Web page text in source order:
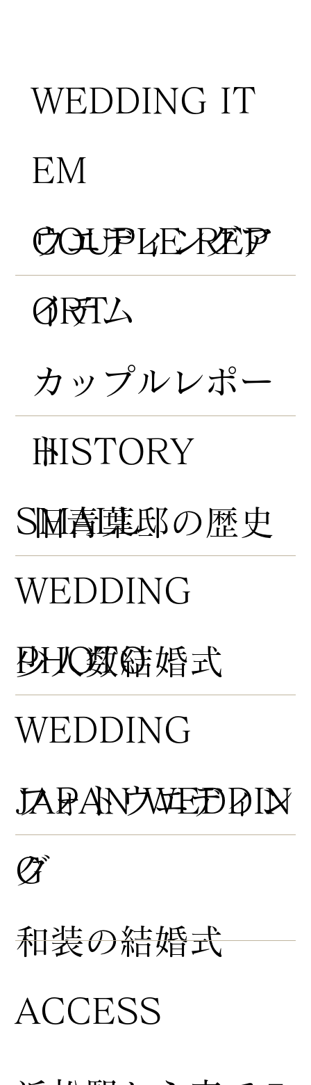
HISTORY
COUPLE REP
ORT
​旧青葉邸の歴史
​カップルレポー
ト
WEDDING IT
EM
​ウエディングア
イテム
​少人数結婚式
​SMALL
WEDDING
​フォトウエディン
グ
PHOTO
WEDDING
​和装の結婚式
JAPAN WEDDIN
G
ACCESS